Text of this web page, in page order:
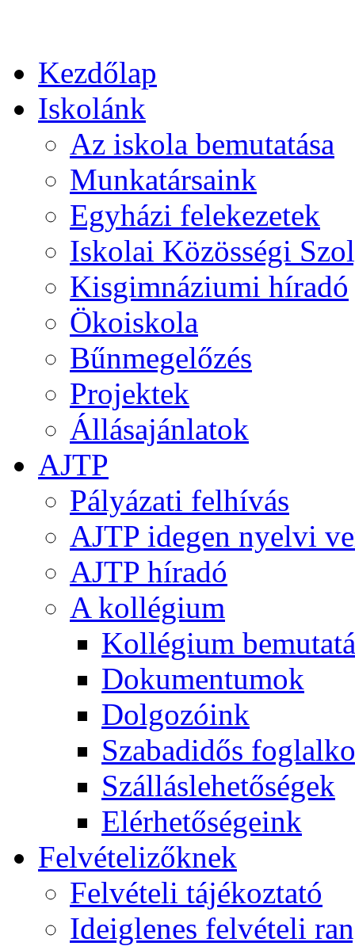
Kezdőlap
Iskolánk
Az iskola bemutatása
Munkatársaink
Egyházi felekezetek
Iskolai Közösségi
Kisgimnáziumi híradó
Ökoiskola
Bűnmegelőzés
Projektek
Állásajánlatok
AJTP
Pályázati felhívás
AJTP idegen nyelvi
AJTP híradó
A kollégium
Kollégium
Dokumentumok
Dolgozóink
Szabadidős
Szálláslehetőségek
Elérhetőségeink
Felvételizőknek
Felvételi tájékoztató
Ideiglenes felvételi